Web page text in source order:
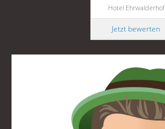
Hotel Ehrwalderhof
Jetzt bewerten